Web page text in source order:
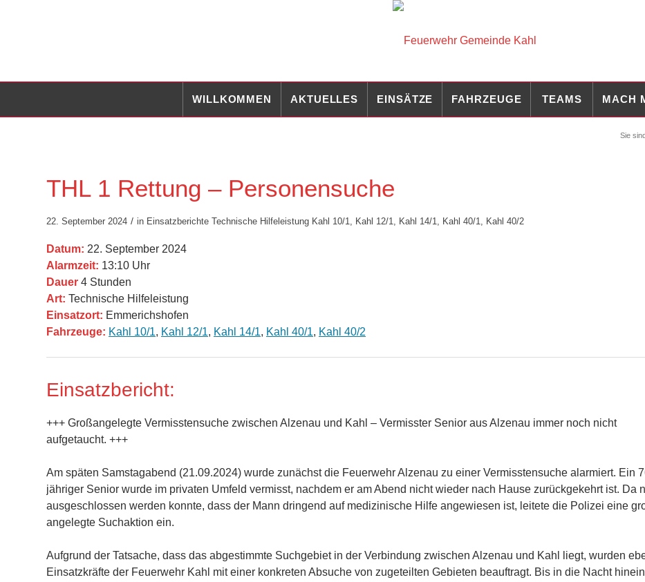
WILLKOMMEN AKTUELLES EINSÄTZE FAHRZEUGE TEAMS MACH
Sie
THL 1 Rettung – Personensuche
22. September 2024 / in Einsatzberichte Technische Hilfeleistung Kahl 10/1, Kahl 12/1, Kahl 14/1, Kahl 40/1, Kahl 40/2
Datum: 22. September 2024
Alarmzeit: 13:10 Uhr
Dauer 4 Stunden
Art: Technische Hilfeleistung
Einsatzort: Emmerichshofen
Fahrzeuge: Kahl 10/1, Kahl 12/1, Kahl 14/1, Kahl 40/1, Kahl 40/2
Einsatzbericht:
+++ Großangelegte Vermisstensuche zwischen Alzenau und Kahl – Vermisster Senior aus Alzenau immer noch nicht
aufgetaucht. +++
Am späten Samstagabend (21.09.2024) wurde zunächst die Feuerwehr Alzenau zu einer Vermisstensuche alarmiert. Ein
jähriger Senior wurde im privaten Umfeld vermisst, nachdem er am Abend nicht wieder nach Hause zurückgekehrt ist. Da
ausgeschlossen werden konnte, dass der Mann dringend auf medizinische Hilfe angewiesen ist, leitete die Polizei eine
angelegte Suchaktion ein.
Aufgrund der Tatsache, dass das abgestimmte Suchgebiet in der Verbindung zwischen Alzenau und Kahl liegt, wurden
Einsatzkräfte der Feuerwehr Kahl mit einer konkreten Absuche von zugeteilten Gebieten beauftragt. Bis in die Nacht hinein